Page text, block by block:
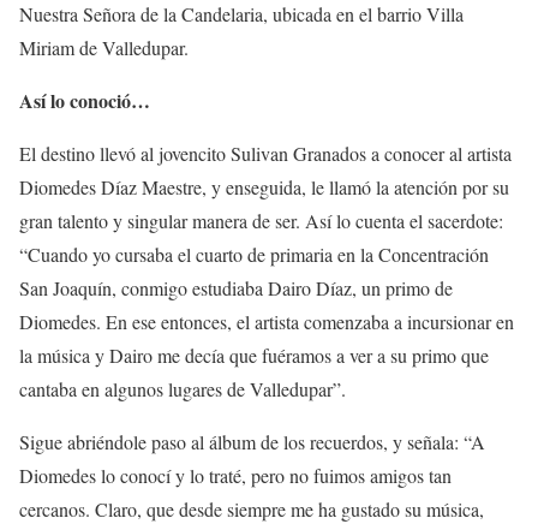
Nuestra Señora de la Candelaria, ubicada en el barrio Villa
Miriam de Valledupar.
Así lo conoció…
El destino llevó al jovencito Sulivan Granados a conocer al artista
Diomedes Díaz Maestre, y enseguida, le llamó la atención por su
gran talento y singular manera de ser. Así lo cuenta el sacerdote:
“Cuando yo cursaba el cuarto de primaria en la Concentración
San Joaquín, conmigo estudiaba Dairo Díaz, un primo de
Diomedes. En ese entonces, el artista comenzaba a incursionar en
la música y Dairo me decía que fuéramos a ver a su primo que
cantaba en algunos lugares de Valledupar”.
Sigue abriéndole paso al álbum de los recuerdos, y señala: “A
Diomedes lo conocí y lo traté, pero no fuimos amigos tan
cercanos. Claro, que desde siempre me ha gustado su música,